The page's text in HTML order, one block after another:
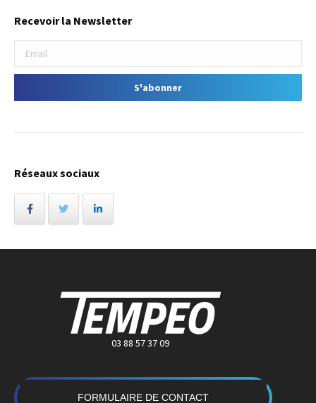
Recevoir la Newsletter
Réseaux sociaux
03 88 57 37 09
FORMULAIRE DE CONTACT